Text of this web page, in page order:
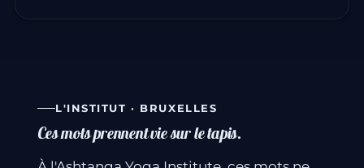
L'INSTITUT · BRUXELLES
Ces mots prennent vie sur le tapis.